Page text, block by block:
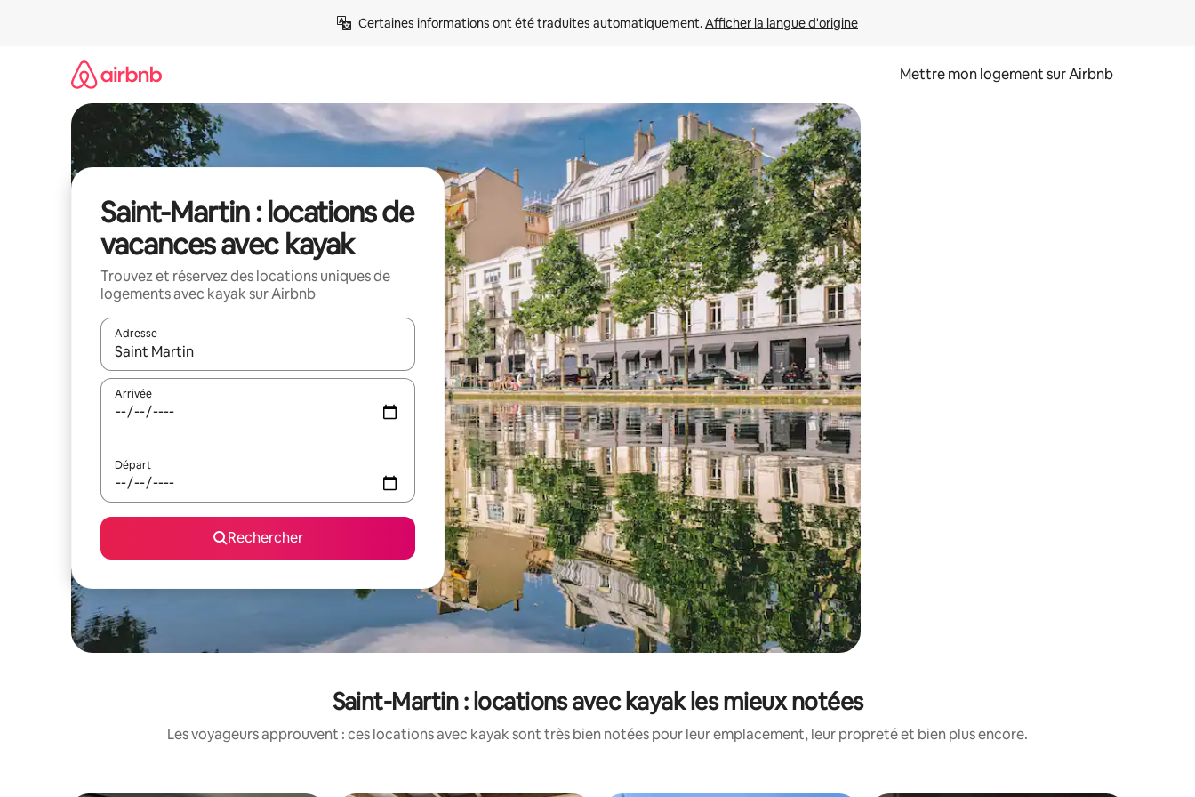
Certaines informations ont été traduites automatiquement. Afficher la langue d'origine
Mettre mon logement sur Airbnb
Saint-Martin : locations de
vacances avec kayak
Trouvez et réservez des locations uniques de
logements avec kayak sur Airbnb
Adresse
Lorsque les résultats s'affichent, utilisez les flèches vers le haut et vers le bas pour les parcourir ou en appuyant et en faisant glisser.
Arrivée
Départ
Rechercher
Saint-Martin : locations avec kayak les mieux notées
Les voyageurs approuvent : ces locations avec kayak sont très bien notées pour leur emplacement, leur propreté et bien plus encore.